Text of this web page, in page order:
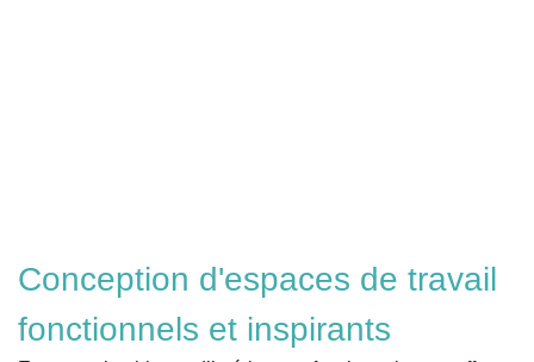
Conception d'espaces de travail
fonctionnels et inspirants